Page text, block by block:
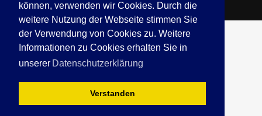
können, verwenden wir Cookies. Durch die
weitere Nutzung der Webseite stimmen Sie
der Verwendung von Cookies zu. Weitere
Informationen zu Cookies erhalten Sie in
unserer Datenschutzerklärung
Verstanden
Service